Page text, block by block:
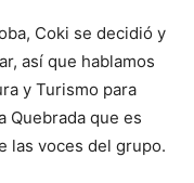
Coki se decidió y
así que hablamos
y Turismo para
Quebrada que es
las voces del grupo.